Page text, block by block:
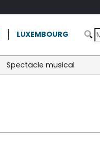
LUXEMBOURG
Spectacle musical